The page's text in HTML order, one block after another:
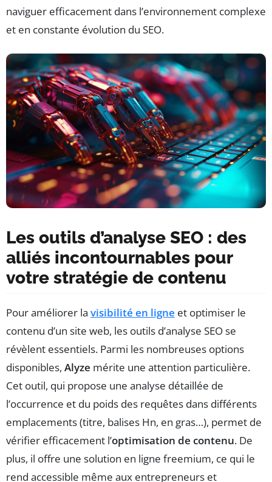
naviguer efficacement dans l’environnement complexe
et en constante évolution du SEO.
Les outils d’analyse SEO : des
alliés incontournables pour
votre stratégie de contenu
Pour améliorer la visibilité en ligne et optimiser le
contenu d’un site web, les outils d’analyse SEO se
révèlent essentiels. Parmi les nombreuses options
disponibles, Alyze mérite une attention particulière.
Cet outil, qui propose une analyse détaillée de
l’occurrence et du poids des requêtes dans différents
emplacements (titre, balises Hn, en gras…), permet de
vérifier efficacement l’optimisation de contenu. De
plus, il offre une solution en ligne freemium, ce qui le
rend accessible même aux entrepreneurs et